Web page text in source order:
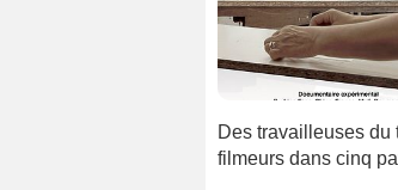
Des travailleuses
filmeurs dans cinq